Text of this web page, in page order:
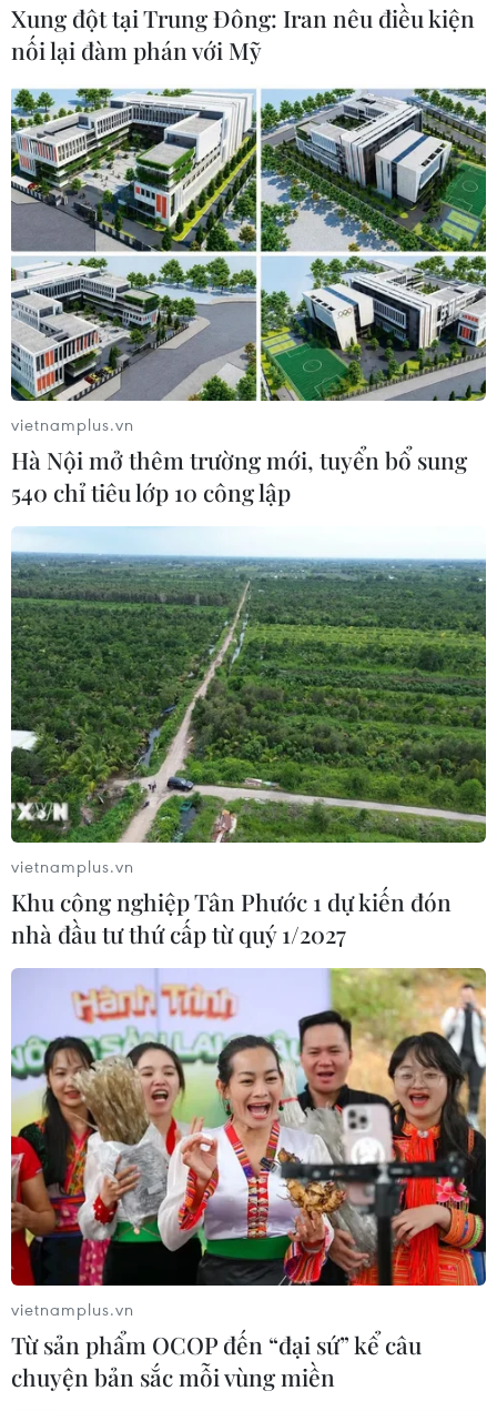
Xung đột tại Trung Đông: Iran nêu điều kiện
nối lại đàm phán với Mỹ
vietnamplus.vn
Hà Nội mở thêm trường mới, tuyển bổ sung
540 chỉ tiêu lớp 10 công lập
vietnamplus.vn
Khu công nghiệp Tân Phước 1 dự kiến đón
nhà đầu tư thứ cấp từ quý 1/2027
vietnamplus.vn
Từ sản phẩm OCOP đến “đại sứ” kể câu
chuyện bản sắc mỗi vùng miền